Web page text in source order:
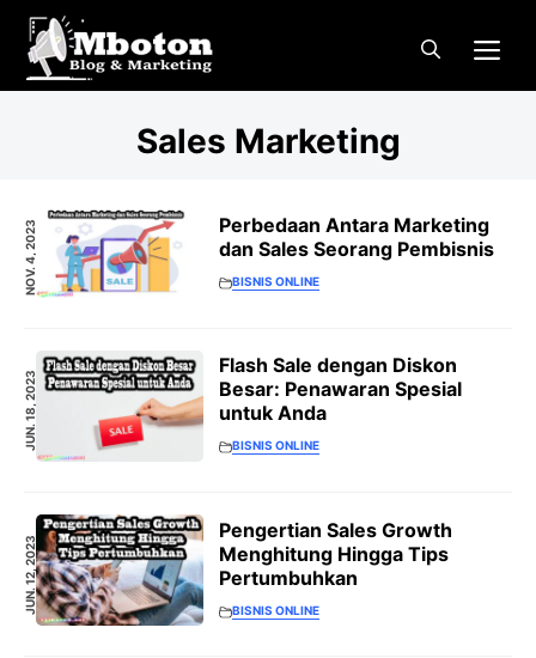
Langsung
Sales Marketing
NOV. 4, 2023
Perbedaan Antara Marketing
dan Sales Seorang Pembisnis
BISNIS ONLINE
JUN. 18, 2023
Flash Sale dengan Diskon
Besar: Penawaran Spesial
untuk Anda
BISNIS ONLINE
JUN. 12, 2023
Pengertian Sales Growth
Menghitung Hingga Tips
Pertumbuhkan
BISNIS ONLINE